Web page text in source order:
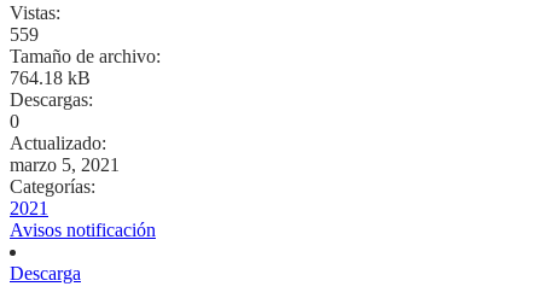
Vistas:
559
Tamaño de archivo:
764.18 kB
Descargas:
0
Actualizado:
marzo 5, 2021
Categorías:
2021
Avisos notificación
Descarga